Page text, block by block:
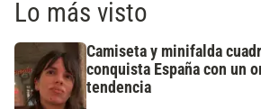
Lo más visto
Camiseta y minifalda
conquista España con un
tendencia